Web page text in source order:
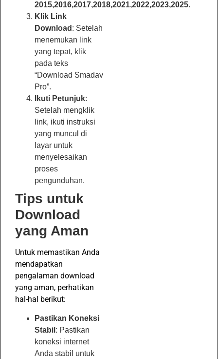
2015,2016,2017,2018,2021,2022,2023,2025.
Klik Link
Download : Setelah
menemukan link
yang tepat, klik
pada teks
“Download Smadav
Pro”.
Ikuti Petunjuk:
Setelah mengklik
link, ikuti instruksi
yang muncul di
layar untuk
menyelesaikan
proses
pengunduhan.
Tips untuk
Download
yang Aman
Untuk memastikan Anda
mendapatkan
pengalaman download
yang aman, perhatikan
hal-hal berikut:
Pastikan Koneksi
Stabil : Pastikan
koneksi internet
Anda stabil untuk